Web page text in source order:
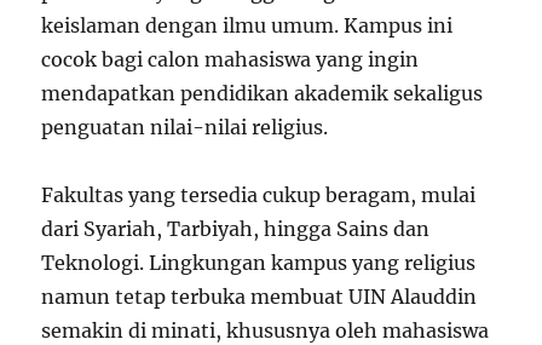
keislaman dengan ilmu umum. Kampus ini
cocok bagi calon mahasiswa yang ingin
mendapatkan pendidikan akademik sekaligus
penguatan nilai-nilai religius.
Fakultas yang tersedia cukup beragam, mulai
dari Syariah, Tarbiyah, hingga Sains dan
Teknologi. Lingkungan kampus yang religius
namun tetap terbuka membuat UIN Alauddin
semakin di minati, khususnya oleh mahasiswa